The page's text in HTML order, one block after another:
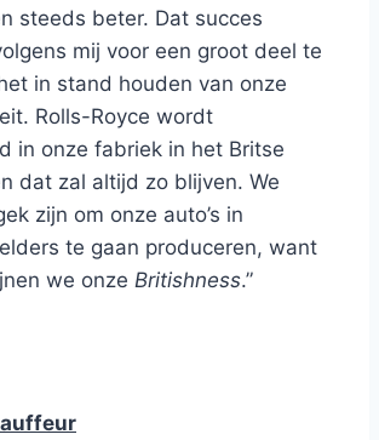
steeds beter. Dat succes
mij voor een groot deel te
in stand houden van onze
Rolls-Royce wordt
in onze fabriek in het Britse
dat zal altijd zo blijven. We
zijn om onze auto’s in
te gaan produceren, want
we onze Britishness.”